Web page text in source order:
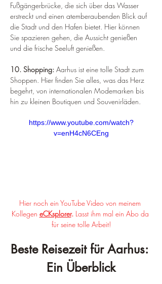
Fußgängerbrücke, die sich über das Wasser
erstreckt und einen atemberaubenden Blick auf
die Stadt und den Hafen bietet. Hier können
Sie spazieren gehen, die Aussicht genießen
und die frische Seeluft genießen.
10. Shopping: Aarhus ist eine tolle Stadt zum
Shoppen. Hier finden Sie alles, was das Herz
begehrt, von internationalen Modemarken bis
hin zu kleinen Boutiquen und Souvenirläden.
https://www.youtube.com/watch?
v=enH4cN6CEng
Hier noch ein YouTube Video von meinem
Kollegen eCKsplorer. Lasst ihm mal ein Abo da
für seine tolle Arbeit!
Beste Reisezeit für Aarhus:
Ein Überblick